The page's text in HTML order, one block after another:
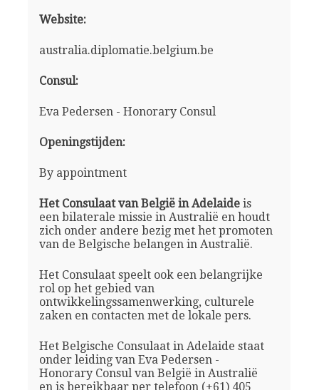
Website:
australia.diplomatie.belgium.be
Consul:
Eva Pedersen - Honorary Consul
Openingstijden:
By appointment
Het Consulaat van België in Adelaide is
een bilaterale missie in Australië en houdt
zich onder andere bezig met het promoten
van de Belgische belangen in Australië.
Het Consulaat speelt ook een belangrijke
rol op het gebied van
ontwikkelingssamenwerking, culturele
zaken en contacten met de lokale pers.
Het Belgische Consulaat in Adelaide staat
onder leiding van Eva Pedersen -
Honorary Consul van België in Australië
en is bereikbaar per telefoon (+61) 405